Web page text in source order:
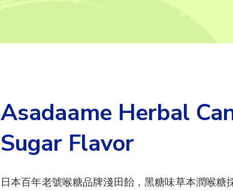
Asadaame Herbal
Sugar Flavor
日本百年老號喉糖品牌淺田飴，黑糖味草本潤喉糖